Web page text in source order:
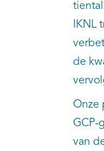
IKNL
de
Onze
GCP-
van